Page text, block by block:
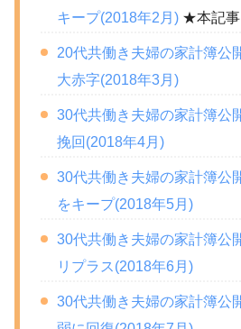
キープ(2018年2月) ★本記事
20代共働き夫婦の家計簿公
大赤字(2018年3月)
30代共働き夫婦の家計簿公
挽回(2018年4月)
30代共働き夫婦の家計簿公
をキープ(2018年5月)
30代共働き夫婦の家計簿公
リプラス(2018年6月)
30代共働き夫婦の家計簿公